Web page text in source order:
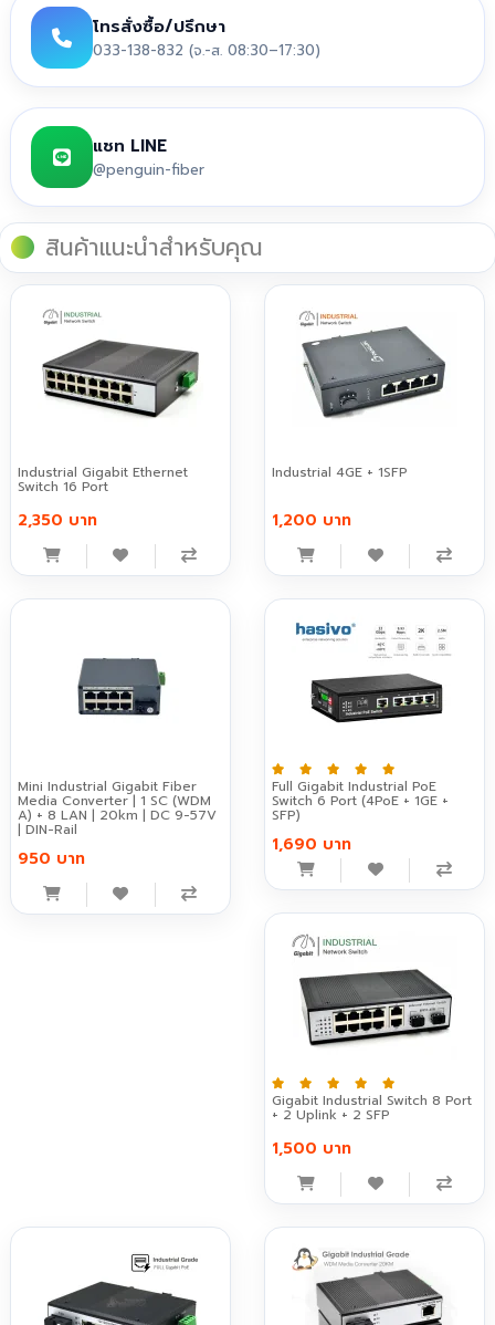
โทรสั่งซื้อ/ปรึกษา
033-138-832 (จ.-ส. 08:30–17:30)
แชท LINE
@penguin-fiber
สินค้าแนะนำสำหรับคุณ
Industrial Gigabit Ethernet
Switch 16 Port
2,350 บาท
Industrial 4GE + 1SFP
1,200 บาท
Mini Industrial Gigabit Fiber
Media Converter | 1 SC (WDM
A) + 8 LAN | 20km | DC 9-57V
| DIN-Rail
950 บาท
Full Gigabit Industrial PoE
Switch 6 Port (4PoE + 1GE +
SFP)
1,690 บาท
Gigabit Industrial Switch 8 Port
+ 2 Uplink + 2 SFP
1,500 บาท